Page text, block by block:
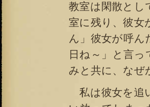
教室は閑散とし
室に残り、彼女
ん」彼女が呼ん
日ね～」と言
みと共に、なぜ
私は彼女を追